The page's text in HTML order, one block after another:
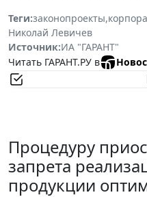
Теги:законопроекты,
Николай Левичев
Источник:ИА "ГАРАНТ"
Читать ГАРАНТ.РУ в
Процедуру
запрета
продукции